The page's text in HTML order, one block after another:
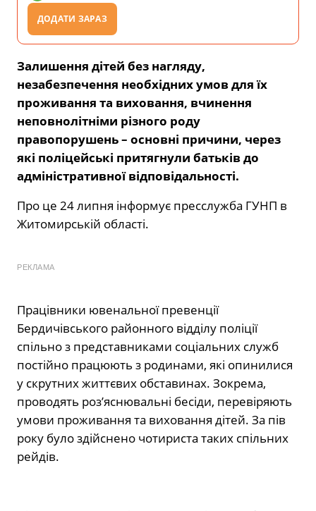
ДОДАТИ ЗАРАЗ
Залишення дітей без нагляду,
незабезпечення необхідних умов для їх
проживання та виховання, вчинення
неповнолітніми різного роду
правопорушень – основні причини, через
які поліцейські притягнули батьків до
адміністративної відповідальності.
Про це 24 липня інформує пресслужба ГУНП в
Житомирській області.
РЕКЛАМА
Працівники ювенальної превенції
Бердичівського районного відділу поліції
спільно з представниками соціальних служб
постійно працюють з родинами, які опинилися
у скрутних життєвих обставинах. Зокрема,
проводять роз’яснювальні бесіди, перевіряють
умови проживання та виховання дітей. За пів
року було здійснено чотириста таких спільних
рейдів.